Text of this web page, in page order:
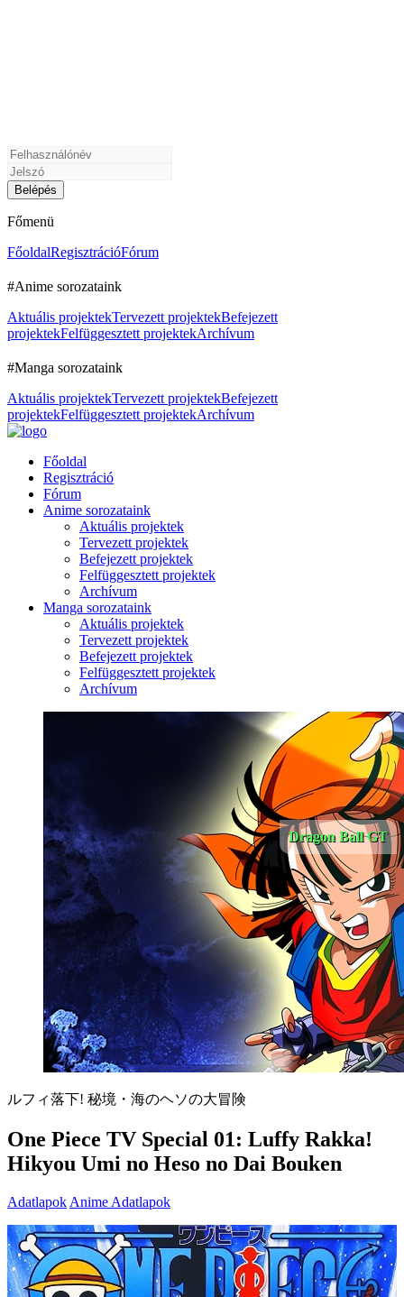
Főmenü
FőoldalRegisztrációFórum
#Anime sorozataink
Aktuális projektekTervezett projektekBefejezett
projektekFelfüggesztett projektekArchívum
#Manga sorozataink
Aktuális projektekTervezett projektekBefejezett
projektekFelfüggesztett projektekArchívum
Főoldal
Regisztráció
Fórum
Anime sorozataink
Aktuális projektek
Tervezett projektek
Befejezett projektek
Felfüggesztett projektek
Archívum
Manga sorozataink
Aktuális projektek
Tervezett projektek
Befejezett projektek
Felfüggesztett projektek
Archívum
Dragon Ball GT
ルフィ落下! 秘境・海のヘソの大冒険
One Piece TV Special 01: Luffy Rakka!
Hikyou Umi no Heso no Dai Bouken
Adatlapok Anime Adatlapok